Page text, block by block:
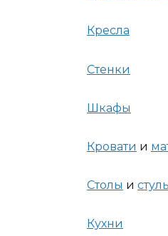
Кресла
Стенки
Шкафы
Кровати и
Столы и
Кухни